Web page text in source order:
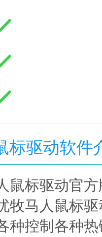
标驱动软件
标驱动官方
牧马人鼠标
种控制各种